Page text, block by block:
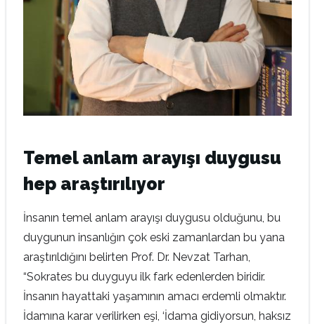
Temel anlam arayışı duygusu
hep araştırılıyor
İnsanın temel anlam arayışı duygusu olduğunu, bu
duygunun insanlığın çok eski zamanlardan bu yana
araştırıldığını belirten Prof. Dr. Nevzat Tarhan,
“Sokrates bu duyguyu ilk fark edenlerden biridir.
İnsanın hayattaki yaşamının amacı erdemli olmaktır.
İdamına karar verilirken eşi, ‘İdama gidiyorsun, haksız